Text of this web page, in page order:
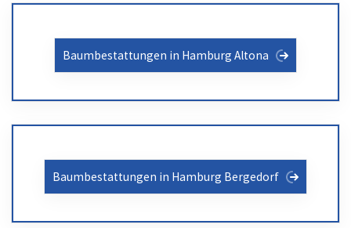
Baumbestattungen in Hamburg Altona
Baumbestattungen in Hamburg Bergedorf